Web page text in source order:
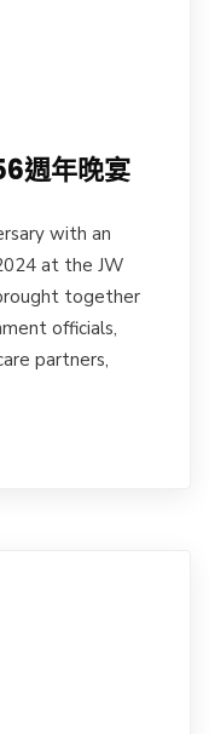
週年晚宴
with an
at the JW
together
officials,
partners,